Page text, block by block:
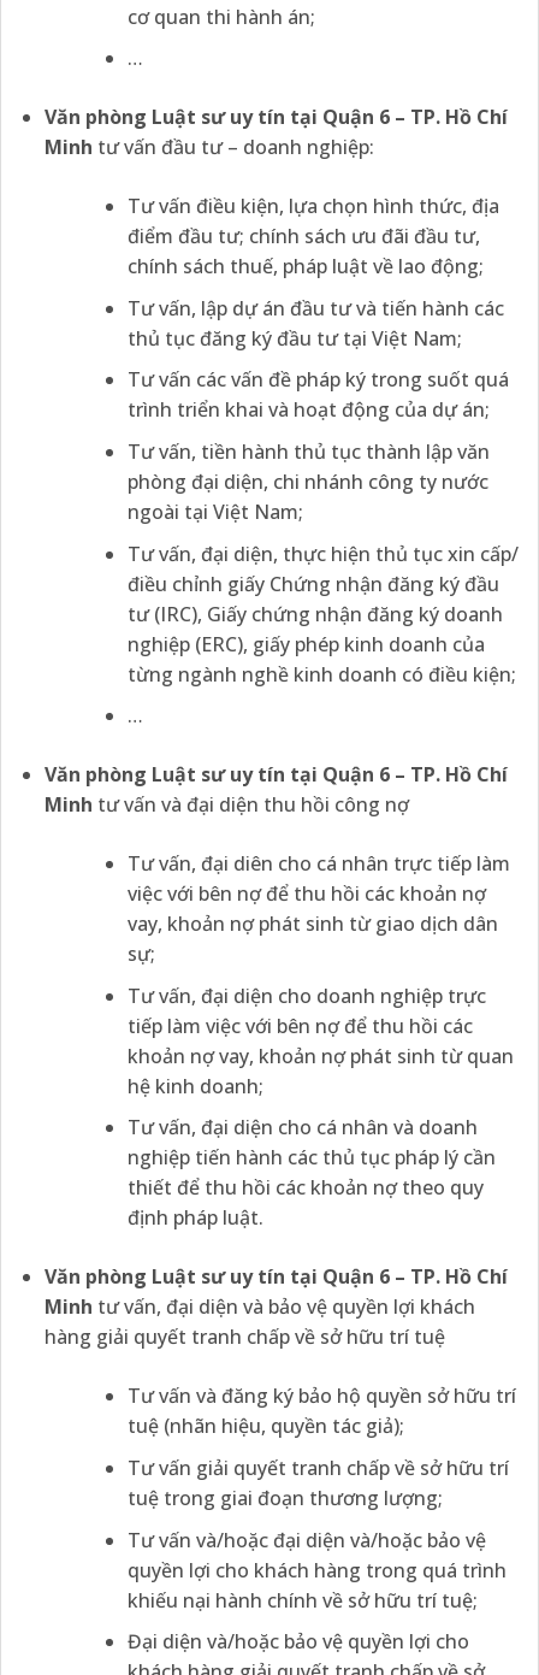
cơ quan thi hành án;
…
Văn phòng Luật sư uy tín tại Quận 6 – TP. Hồ Chí
Minh tư vấn đầu tư – doanh nghiệp:
Tư vấn điều kiện, lựa chọn hình thức, địa
điểm đầu tư; chính sách ưu đãi đầu tư,
chính sách thuế, pháp luật về lao động;
Tư vấn, lập dự án đầu tư và tiến hành các
thủ tục đăng ký đầu tư tại Việt Nam;
Tư vấn các vấn đề pháp ký trong suốt quá
trình triển khai và hoạt động của dự án;
Tư vấn, tiền hành thủ tục thành lập văn
phòng đại diện, chi nhánh công ty nước
ngoài tại Việt Nam;
Tư vấn, đại diện, thực hiện thủ tục xin cấp/
điều chỉnh giấy Chứng nhận đăng ký đầu
tư (IRC), Giấy chứng nhận đăng ký doanh
nghiệp (ERC), giấy phép kinh doanh của
từng ngành nghề kinh doanh có điều kiện;
…
Văn phòng Luật sư uy tín tại Quận 6 – TP. Hồ Chí
Minh tư vấn và đại diện thu hồi công nợ
Tư vấn, đại diên cho cá nhân trực tiếp làm
việc với bên nợ để thu hồi các khoản nợ
vay, khoản nợ phát sinh từ giao dịch dân
sự;
Tư vấn, đại diện cho doanh nghiệp trực
tiếp làm việc với bên nợ để thu hồi các
khoản nợ vay, khoản nợ phát sinh từ quan
hệ kinh doanh;
Tư vấn, đại diện cho cá nhân và doanh
nghiệp tiến hành các thủ tục pháp lý cần
thiết để thu hồi các khoản nợ theo quy
định pháp luật.
Văn phòng Luật sư uy tín tại Quận 6 – TP. Hồ Chí
Minh tư vấn, đại diện và bảo vệ quyền lợi khách
hàng giải quyết tranh chấp về sở hữu trí tuệ
Tư vấn và đăng ký bảo hộ quyền sở hữu trí
tuệ (nhãn hiệu, quyền tác giả);
Tư vấn giải quyết tranh chấp về sở hữu trí
tuệ trong giai đoạn thương lượng;
Tư vấn và/hoặc đại diện và/hoặc bảo vệ
quyền lợi cho khách hàng trong quá trình
khiếu nại hành chính về sở hữu trí tuệ;
Đại diện và/hoặc bảo vệ quyền lợi cho